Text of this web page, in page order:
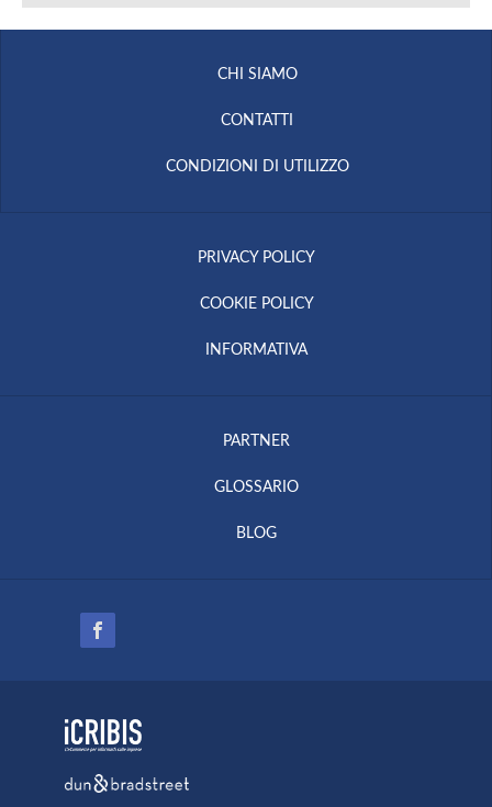
CHI SIAMO
CONTATTI
CONDIZIONI DI UTILIZZO
PRIVACY POLICY
COOKIE POLICY
INFORMATIVA
PARTNER
GLOSSARIO
BLOG